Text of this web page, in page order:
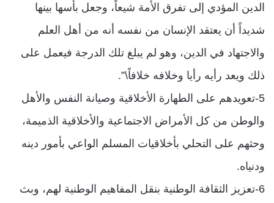
الدين المؤدي إلى تفرق الأمة شيعاً، وجعل بأسها بينها
شديداً أن يعتقد الإنسان من نفسه أنه من أهل العلم
والاجتهاد في الدين، وهو لم يبلغ تلك الدرجة فيعمل على
ذلك ويعد رأيه رأيا وخلافه خلافاً\”.
5-تعويدهم على الطهارة الأخلاقية وصيانة النفس والأهل
والوطن من كل الأمراض الاجتماعية والأخلاقية الذميمة،
وحثهم على التحلي بأخلاقيات المسلم الواعي بأمور دينه
ودنياه.
6-تعزيز الثقافة الوطنية بنقل المفاهيم الوطنية لهم، وبث